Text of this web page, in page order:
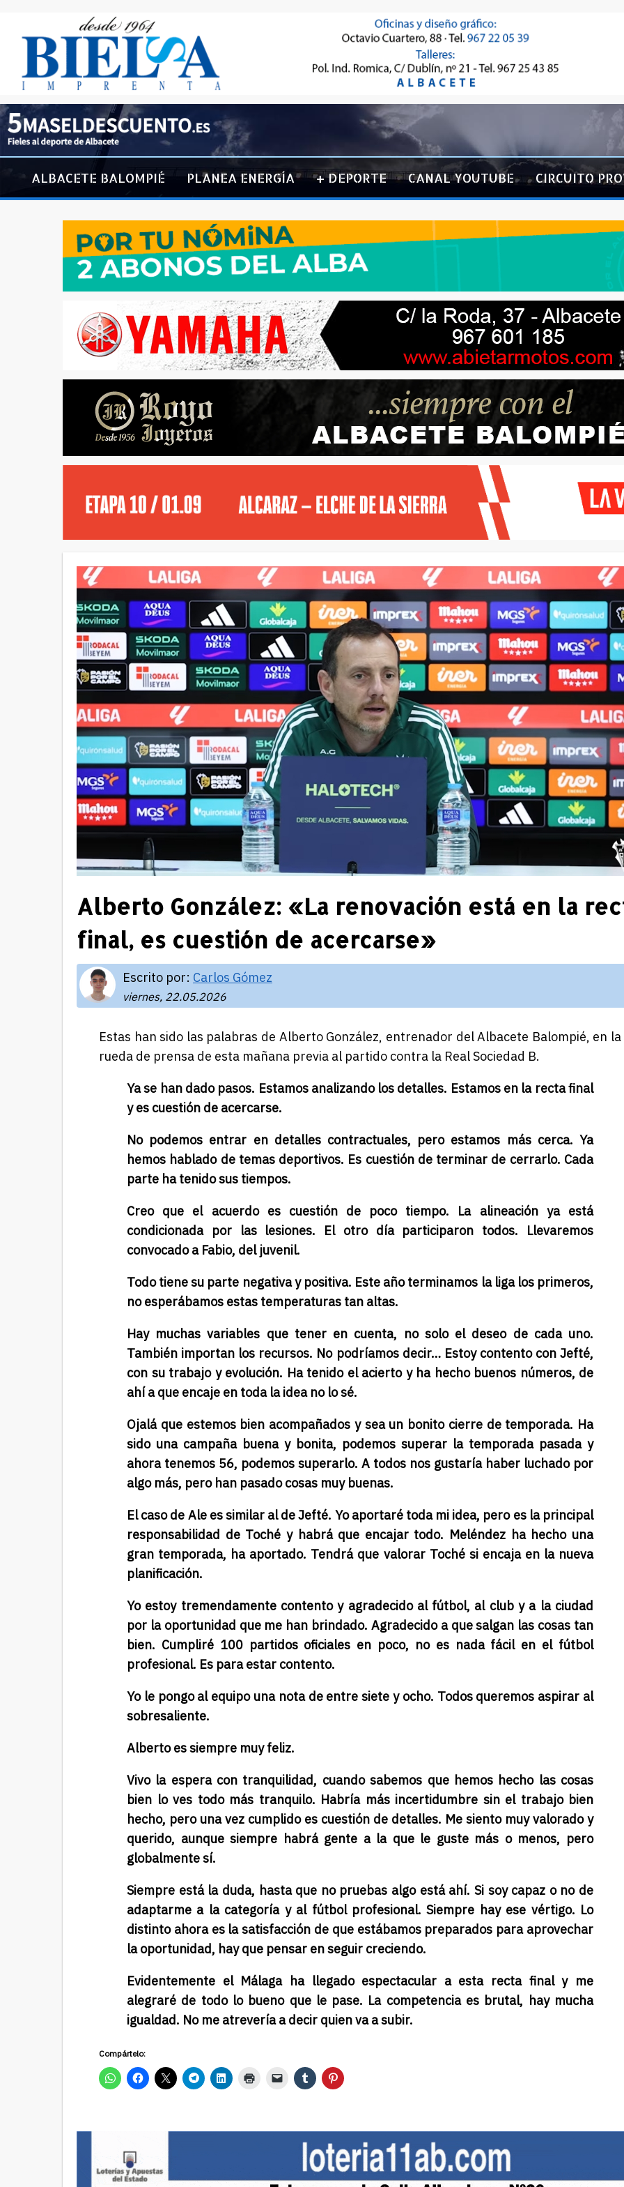
ALBACETE BALOMPIÉ PLANEA ENERGÍA + DEPORTE CANAL YOUTUBE CIRCUITO
Alberto González: «La renovación está en la
final, es cuestión de acercarse»
Escrito por: Carlos Gómez
viernes, 22.05.2026
Estas han sido las palabras de Alberto González, entrenador del Albacete Balompié, en la
rueda de prensa de esta mañana previa al partido contra la Real Sociedad B.
Ya se han dado pasos. Estamos analizando los detalles. Estamos en la recta final
y es cuestión de acercarse.
No podemos entrar en detalles contractuales, pero estamos más cerca. Ya
hemos hablado de temas deportivos. Es cuestión de terminar de cerrarlo. Cada
parte ha tenido sus tiempos.
Creo que el acuerdo es cuestión de poco tiempo. La alineación ya está
condicionada por las lesiones. El otro día participaron todos. Llevaremos
convocado a Fabio, del juvenil.
Todo tiene su parte negativa y positiva. Este año terminamos la liga los primeros,
no esperábamos estas temperaturas tan altas.
Hay muchas variables que tener en cuenta, no solo el deseo de cada uno.
También importan los recursos. No podríamos decir… Estoy contento con Jefté,
con su trabajo y evolución. Ha tenido el acierto y ha hecho buenos números, de
ahí a que encaje en toda la idea no lo sé.
Ojalá que estemos bien acompañados y sea un bonito cierre de temporada. Ha
sido una campaña buena y bonita, podemos superar la temporada pasada y
ahora tenemos 56, podemos superarlo. A todos nos gustaría haber luchado por
algo más, pero han pasado cosas muy buenas.
El caso de Ale es similar al de Jefté. Yo aportaré toda mi idea, pero es la principal
responsabilidad de Toché y habrá que encajar todo. Meléndez ha hecho una
gran temporada, ha aportado. Tendrá que valorar Toché si encaja en la nueva
planificación.
Yo estoy tremendamente contento y agradecido al fútbol, al club y a la ciudad
por la oportunidad que me han brindado. Agradecido a que salgan las cosas tan
bien. Cumpliré 100 partidos oficiales en poco, no es nada fácil en el fútbol
profesional. Es para estar contento.
Yo le pongo al equipo una nota de entre siete y ocho. Todos queremos aspirar al
sobresaliente.
Alberto es siempre muy feliz.
Vivo la espera con tranquilidad, cuando sabemos que hemos hecho las cosas
bien lo ves todo más tranquilo. Habría más incertidumbre sin el trabajo bien
hecho, pero una vez cumplido es cuestión de detalles. Me siento muy valorado y
querido, aunque siempre habrá gente a la que le guste más o menos, pero
globalmente sí.
Siempre está la duda, hasta que no pruebas algo está ahí. Si soy capaz o no de
adaptarme a la categoría y al fútbol profesional. Siempre hay ese vértigo. Lo
distinto ahora es la satisfacción de que estábamos preparados para aprovechar
la oportunidad, hay que pensar en seguir creciendo.
Evidentemente el Málaga ha llegado espectacular a esta recta final y me
alegraré de todo lo bueno que le pase. La competencia es brutal, hay mucha
igualdad. No me atrevería a decir quien va a subir.
Compártelo: